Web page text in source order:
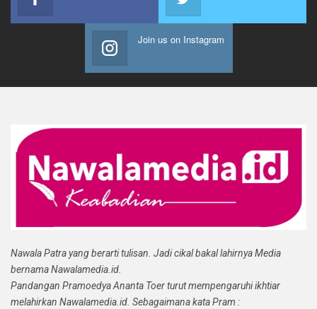
Join us on Instagram
Nawala Patra yang berarti tulisan. Jadi cikal bakal lahirnya Media
bernama Nawalamedia.id.
Pandangan Pramoedya Ananta Toer turut mempengaruhi ikhtiar
melahirkan Nawalamedia.id. Sebagaimana kata Pram :